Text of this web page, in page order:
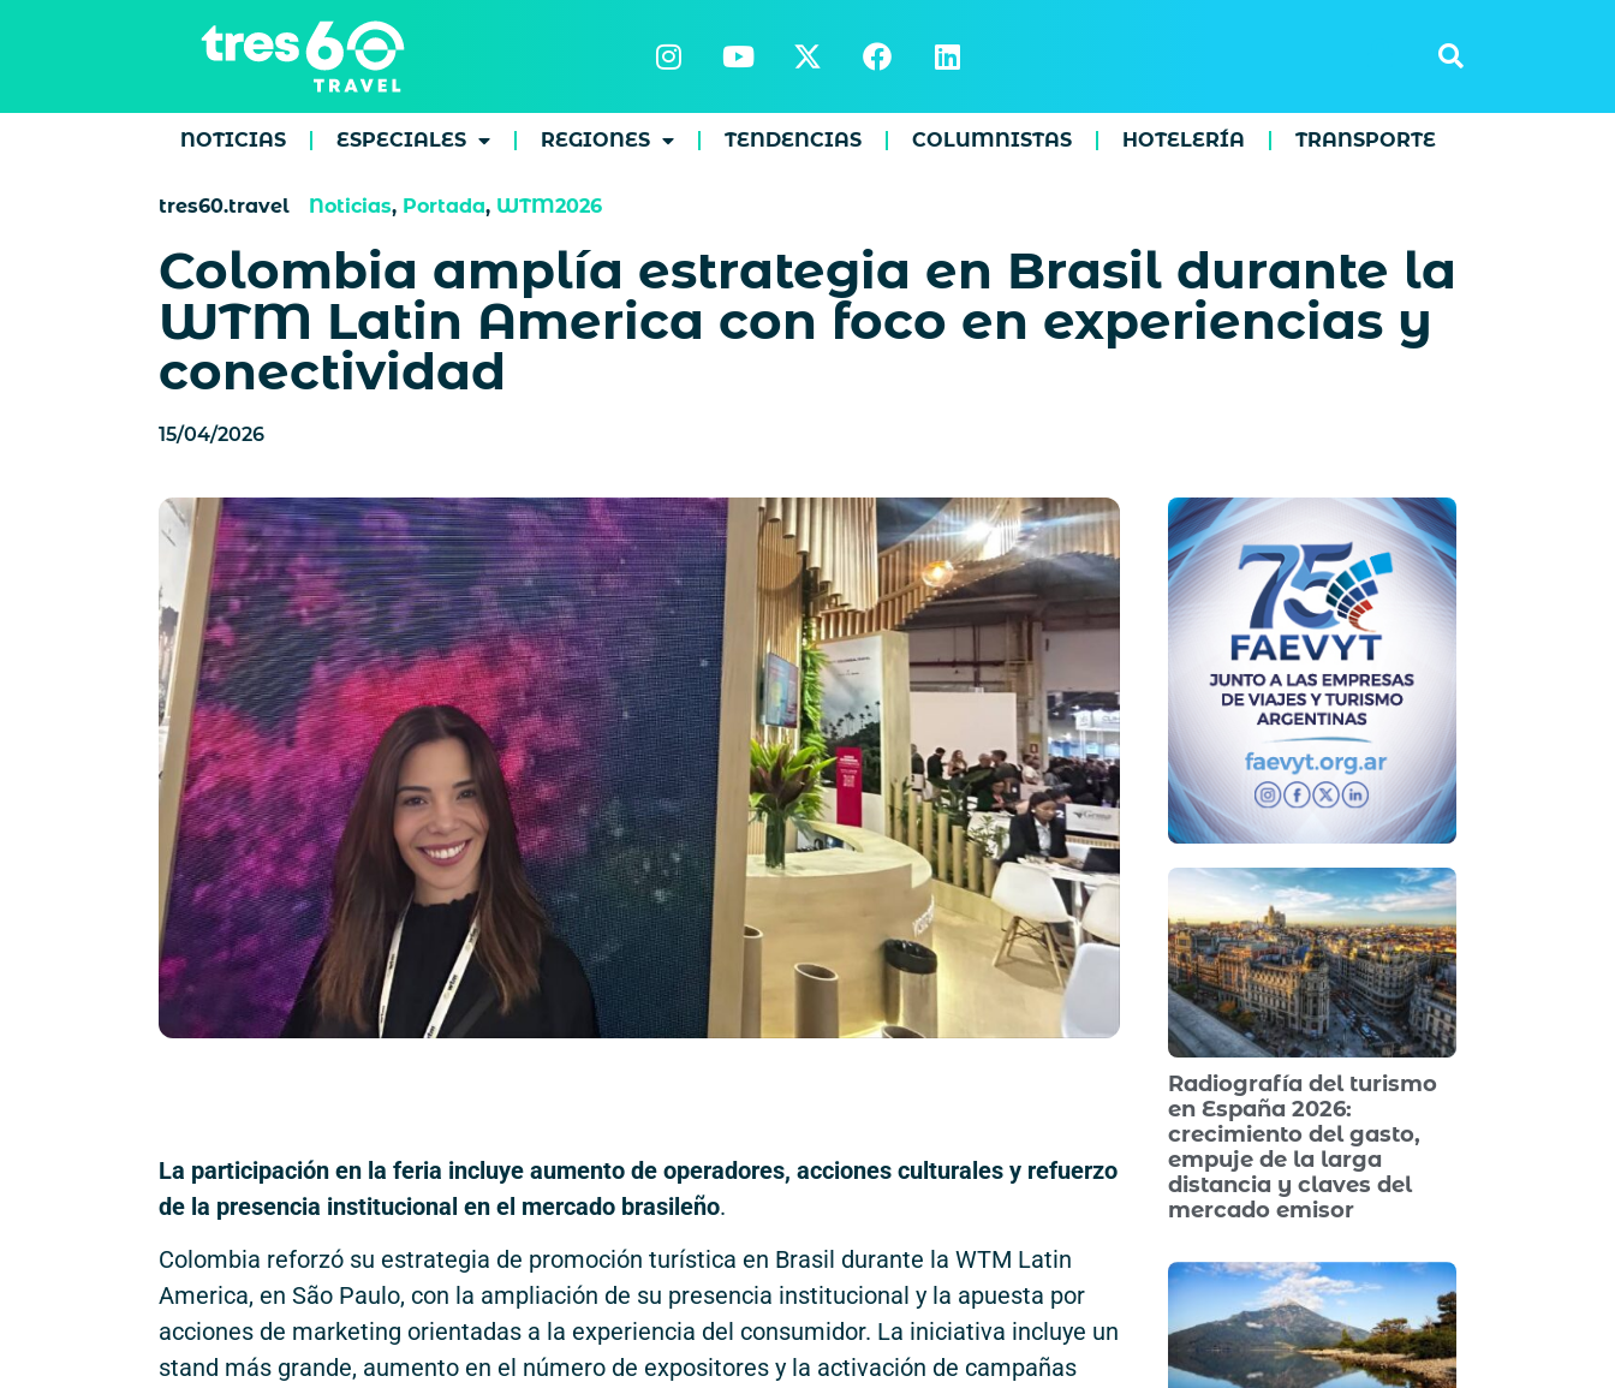
NOTICIAS ESPECIALES REGIONES TENDENCIAS COLUMNISTAS HOTELERÍA TRANSPORTE
tres60.travel Noticias, Portada, WTM2026
Colombia amplía estrategia en Brasil durante la
WTM Latin America con foco en experiencias y
conectividad
15/04/2026
La participación en la feria incluye aumento de operadores, acciones culturales y refuerzo
de la presencia institucional en el mercado brasileño.
Colombia reforzó su estrategia de promoción turística en Brasil durante la WTM Latin
America, en São Paulo, con la ampliación de su presencia institucional y la apuesta por
acciones de marketing orientadas a la experiencia del consumidor. La iniciativa incluye un
stand más grande, aumento en el número de expositores y la activación de campañas
Radiografía del turismo
en España 2026:
crecimiento del gasto,
empuje de la larga
distancia y claves del
mercado emisor